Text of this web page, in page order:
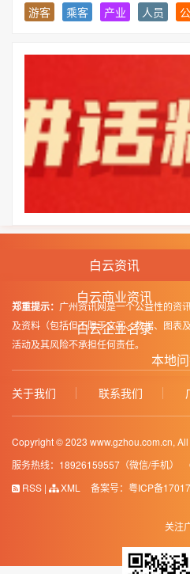
游客
乘客 产业 人员
白云资讯
白云商业资讯
白云企业名录
本地
郑重提示： 广州资讯网是一个公益性的资
及资料（包括但不限于文字、数据、图表
活动及其风险不承担任何责任。
关于我们 联系我们
Copyright © 2023 www.gzhou.com.cn,
服务热线：18926159557（微信/手机）
RSS | XML 备案号： 粤ICP备
关注